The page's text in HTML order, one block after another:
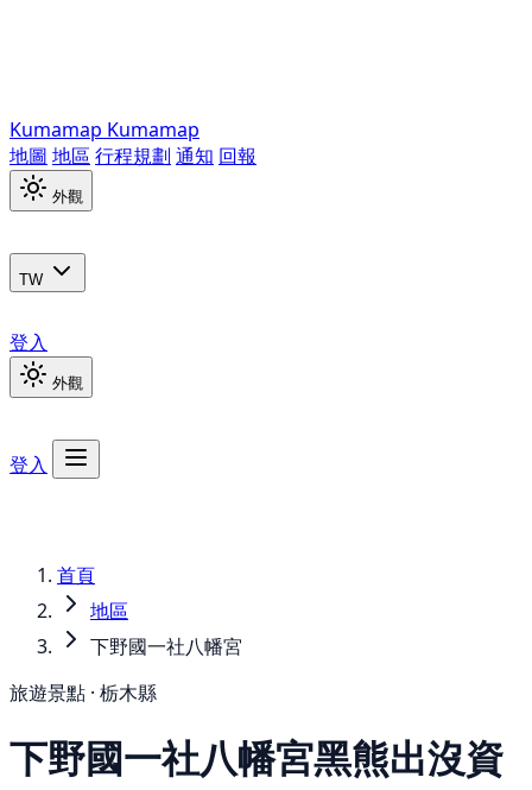
Kumamap Kumamap
地圖 地區 行程規劃 通知 回報
外觀
TW
登入
外觀
登入
首頁
地區
下野國一社八幡宮
旅遊景點 · 栃木縣
下野國一社八幡宮黑熊出沒資